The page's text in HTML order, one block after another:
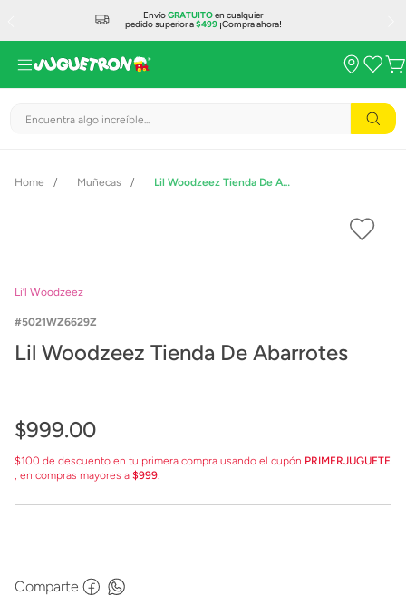
EnvíoGRATUITOen cualquier
pedido superior a$499¡Compra ahora!
Encuentra algo increíble...
Muñecas Lil Woodzeez Tienda De Abarrotes
Li’l Woodzeez
5021WZ6629Z
Lil Woodzeez Tienda De Abarrotes
$999.00
$100 de descuento en tu primera compra usando el cupón PRIMERJUGUETE
, en compras mayores a $999.
Comparte